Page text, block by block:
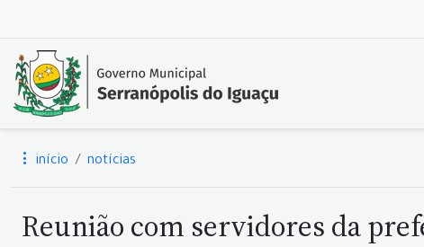
início notícias
Reunião com servidores da